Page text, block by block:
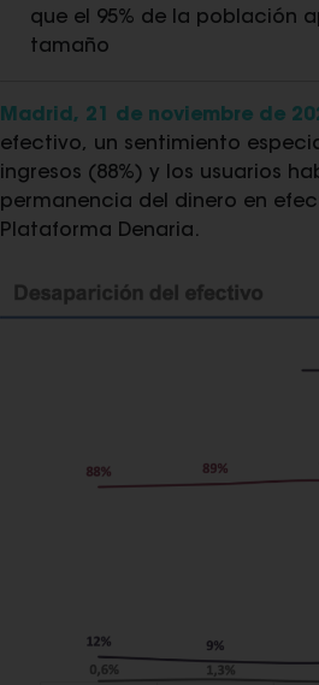
que el 95% de la población
tamaño
Madrid, 21 de noviembre de
efectivo, un sentimiento
ingresos (88%) y los usuarios
permanencia del dinero en
Plataforma Denaria.